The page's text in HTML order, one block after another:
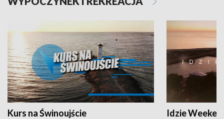
Kurs na Świnoujście Idzie